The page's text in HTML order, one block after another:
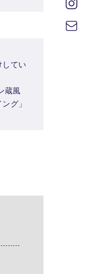
してい
蔵風
グ」